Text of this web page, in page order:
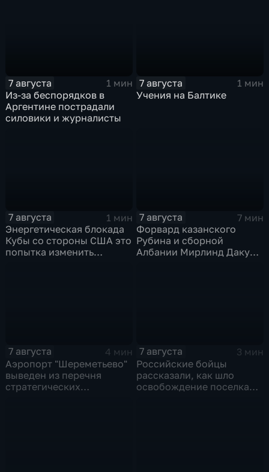
7 августа
1 мин
Из-за беспорядков в
Аргентине пострадали
силовики и журналисты
7 августа
1 мин
Учения на Балтике
7 августа
1 мин
Энергетическая блокада
Кубы со стороны США это
попытка изменить
7 августа
7 мин
Форвард казанского
Рубина и сборной
Албании Мирлинд Даку
7 августа
4 мин
Аэропорт "Шереметьево"
выведен из перечня
стратегических
7 августа
3 мин
Российские бойцы
рассказали, как шло
освобождение поселка